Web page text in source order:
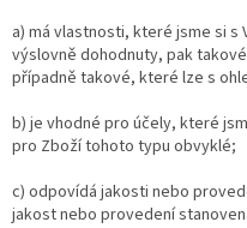
a) má vlastnosti, které jsme si s
výslovně dohodnuty, pak
případně takové, které lze s
b) je vhodné pro účely, které
pro Zboží tohoto typu obvyklé;
c) odpovídá jakosti nebo
jakost nebo provedení